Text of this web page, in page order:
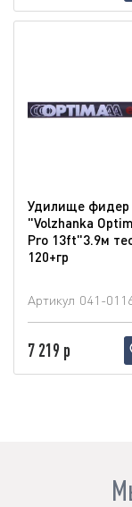
Удилище фидер
"Volzhanka
Pro 13ft"3.9м
120+гр
Артикул 041-
7 219 р